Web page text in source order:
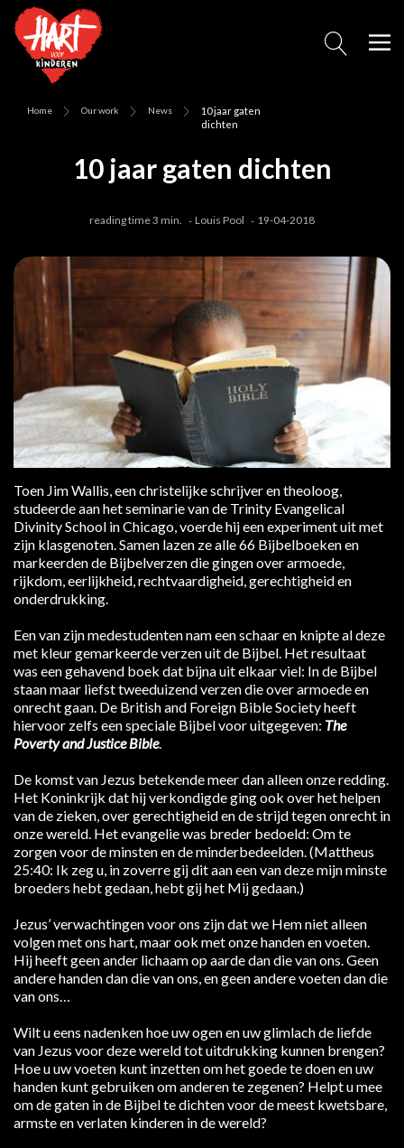
Home Our work News
10 jaar gaten
dichten
10 jaar gaten dichten
reading time 3 min. Louis Pool 19-04-2018
Toen Jim Wallis, een christelijke schrijver en theoloog,
studeerde aan het seminarie van de Trinity Evangelical
Divinity School in Chicago, voerde hij een experiment uit met
zijn klasgenoten. Samen lazen ze alle 66 Bijbelboeken en
markeerden de Bijbelverzen die gingen over armoede,
rijkdom, eerlijkheid, rechtvaardigheid, gerechtigheid en
onderdrukking.
Een van zijn medestudenten nam een schaar en knipte al deze
met kleur gemarkeerde verzen uit de Bijbel. Het resultaat
was een gehavend boek dat bijna uit elkaar viel: In de Bijbel
staan maar liefst tweeduizend verzen die over armoede en
onrecht gaan. De British and Foreign Bible Society heeft
hiervoor zelfs een speciale Bijbel voor uitgegeven: The
Poverty and Justice Bible.
De komst van Jezus betekende meer dan alleen onze redding.
Het Koninkrijk dat hij verkondigde ging ook over het helpen
van de zieken, over gerechtigheid en de strijd tegen onrecht in
onze wereld. Het evangelie was breder bedoeld: Om te
zorgen voor de minsten en de minderbedeelden. (Mattheus
25:40: Ik zeg u, in zoverre gij dit aan een van deze mijn minste
broeders hebt gedaan, hebt gij het Mij gedaan.)
Jezus’ verwachtingen voor ons zijn dat we Hem niet alleen
volgen met ons hart, maar ook met onze handen en voeten.
Hij heeft geen ander lichaam op aarde dan die van ons. Geen
andere handen dan die van ons, en geen andere voeten dan die
van ons…
Wilt u eens nadenken hoe uw ogen en uw glimlach de liefde
van Jezus voor deze wereld tot uitdrukking kunnen brengen?
Hoe u uw voeten kunt inzetten om het goede te doen en uw
handen kunt gebruiken om anderen te zegenen? Helpt u mee
om de gaten in de Bijbel te dichten voor de meest kwetsbare,
armste en verlaten kinderen in de wereld?